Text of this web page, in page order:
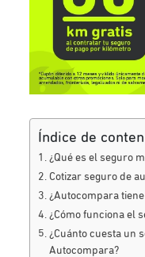
Índice de
¿Qué es el seguro
Cotizar seguro de
¿Autocompara
¿Cómo funciona el
¿Cuánto cuesta un
Autocompara?